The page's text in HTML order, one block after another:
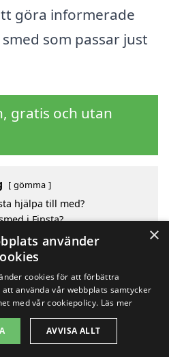
göra informerade
som passar just
gratis och utan
gömma
hjälpa till med?
i Finsta?
i Finsta
i de omgivande städerna
- Pilanto Aps
Webbplatskarta Villkor
×
använder
cookies för att förbättra
använda vår webbplats samtycker
med vår cookiepolicy. Läs mer
AVVISA ALLT